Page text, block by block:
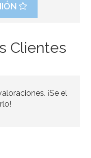
Clientes
¡Se el